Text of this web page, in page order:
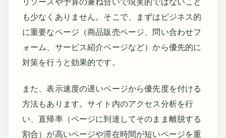
リソースや予算の兼ね合いで現実的ではないこと
も少なくありません。そこで、まずはビジネス的
に重要なページ（商品販売ページ、問い合わせフ
ォーム、サービス紹介ページなど）から優先的に
対策を行うと効果的です。
また、表示速度の遅いページから優先度を付ける
方法もあります。サイト内のアクセス分析を行
い、直帰率（ページに到達してそのまま離脱する
割合）が高いページや滞在時間が短いページを重